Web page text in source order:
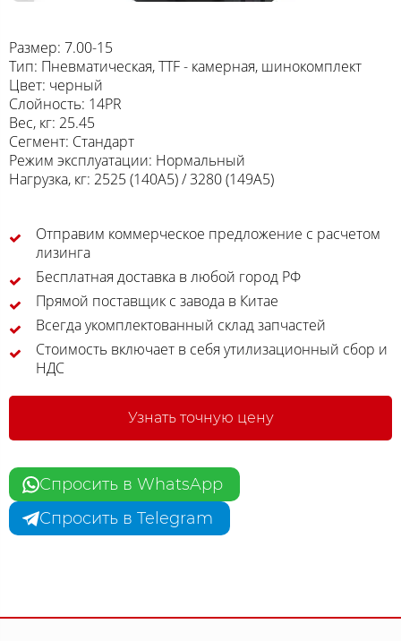
Размер: 7.00-15
Тип: Пневматическая, TTF - камерная, шинокомплект
Цвет: черный
Слойность: 14PR
Вес, кг: 25.45
Сегмент: Стандарт
Режим эксплуатации: Нормальный
Нагрузка, кг: 2525 (140A5) / 3280 (149A5)
Отправим коммерческое предложение с расчетом
лизинга
Бесплатная доставка в любой город РФ
Прямой поставщик с завода в Китае
Всегда укомплектованный склад запчастей
Стоимость включает в себя утилизационный сбор и
НДС
Узнать точную цену
Спросить в WhatsApp
Спросить в Telegram